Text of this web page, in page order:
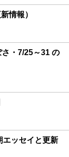
情報）
・7/25～31 の
エッセイと更新